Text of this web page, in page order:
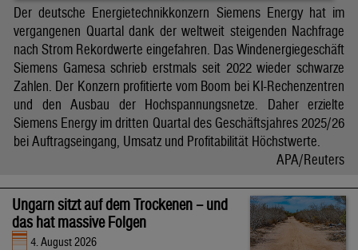
Der deutsche Energietechnikkonzern Siemens Energy hat im
vergangenen Quartal dank der weltweit steigenden Nachfrage
nach Strom Rekordwerte eingefahren. Das Windenergiegeschäft
Siemens Gamesa schrieb erstmals seit 2022 wieder schwarze
Zahlen. Der Konzern profitierte vom Boom bei KI-Rechenzentren
und den Ausbau der Hochspannungsnetze. Daher erzielte
Siemens Energy im dritten Quartal des Geschäftsjahres 2025/26
bei Auftragseingang, Umsatz und Profitabilität Höchstwerte.
APA/Reuters
Ungarn sitzt auf dem Trockenen – und
das hat massive Folgen
4. August 2026